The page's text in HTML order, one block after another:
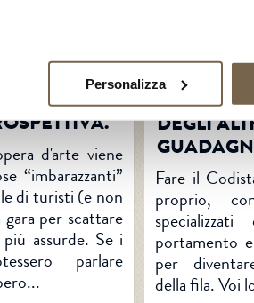
Personalizza
DA
d'arte viene
“imbarazzanti”
di turisti (e non
per scattare
assurde. Se i
parlare
11
FARE LA
DEGLI
Fare il
proprio,
portamento
per
della fila. Voi